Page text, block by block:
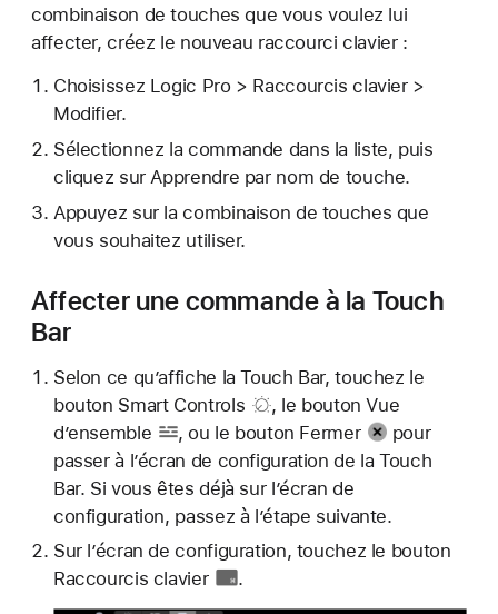
combinaison de touches que vous voulez lui
affecter, créez le nouveau raccourci clavier :
Choisissez Logic Pro > Raccourcis clavier >
Modifier.
Sélectionnez la commande dans la liste, puis
cliquez sur Apprendre par nom de touche.
Appuyez sur la combinaison de touches que
vous souhaitez utiliser.
Affecter une commande à la Touch
Bar
Selon ce qu’affiche la Touch Bar, touchez le
bouton Smart Controls
, le bouton Vue
d’ensemble
, ou le bouton Fermer
pour
passer à l’écran de configuration de la Touch
Bar. Si vous êtes déjà sur l’écran de
configuration, passez à l’étape suivante.
Sur l’écran de configuration, touchez le bouton
Raccourcis clavier
.